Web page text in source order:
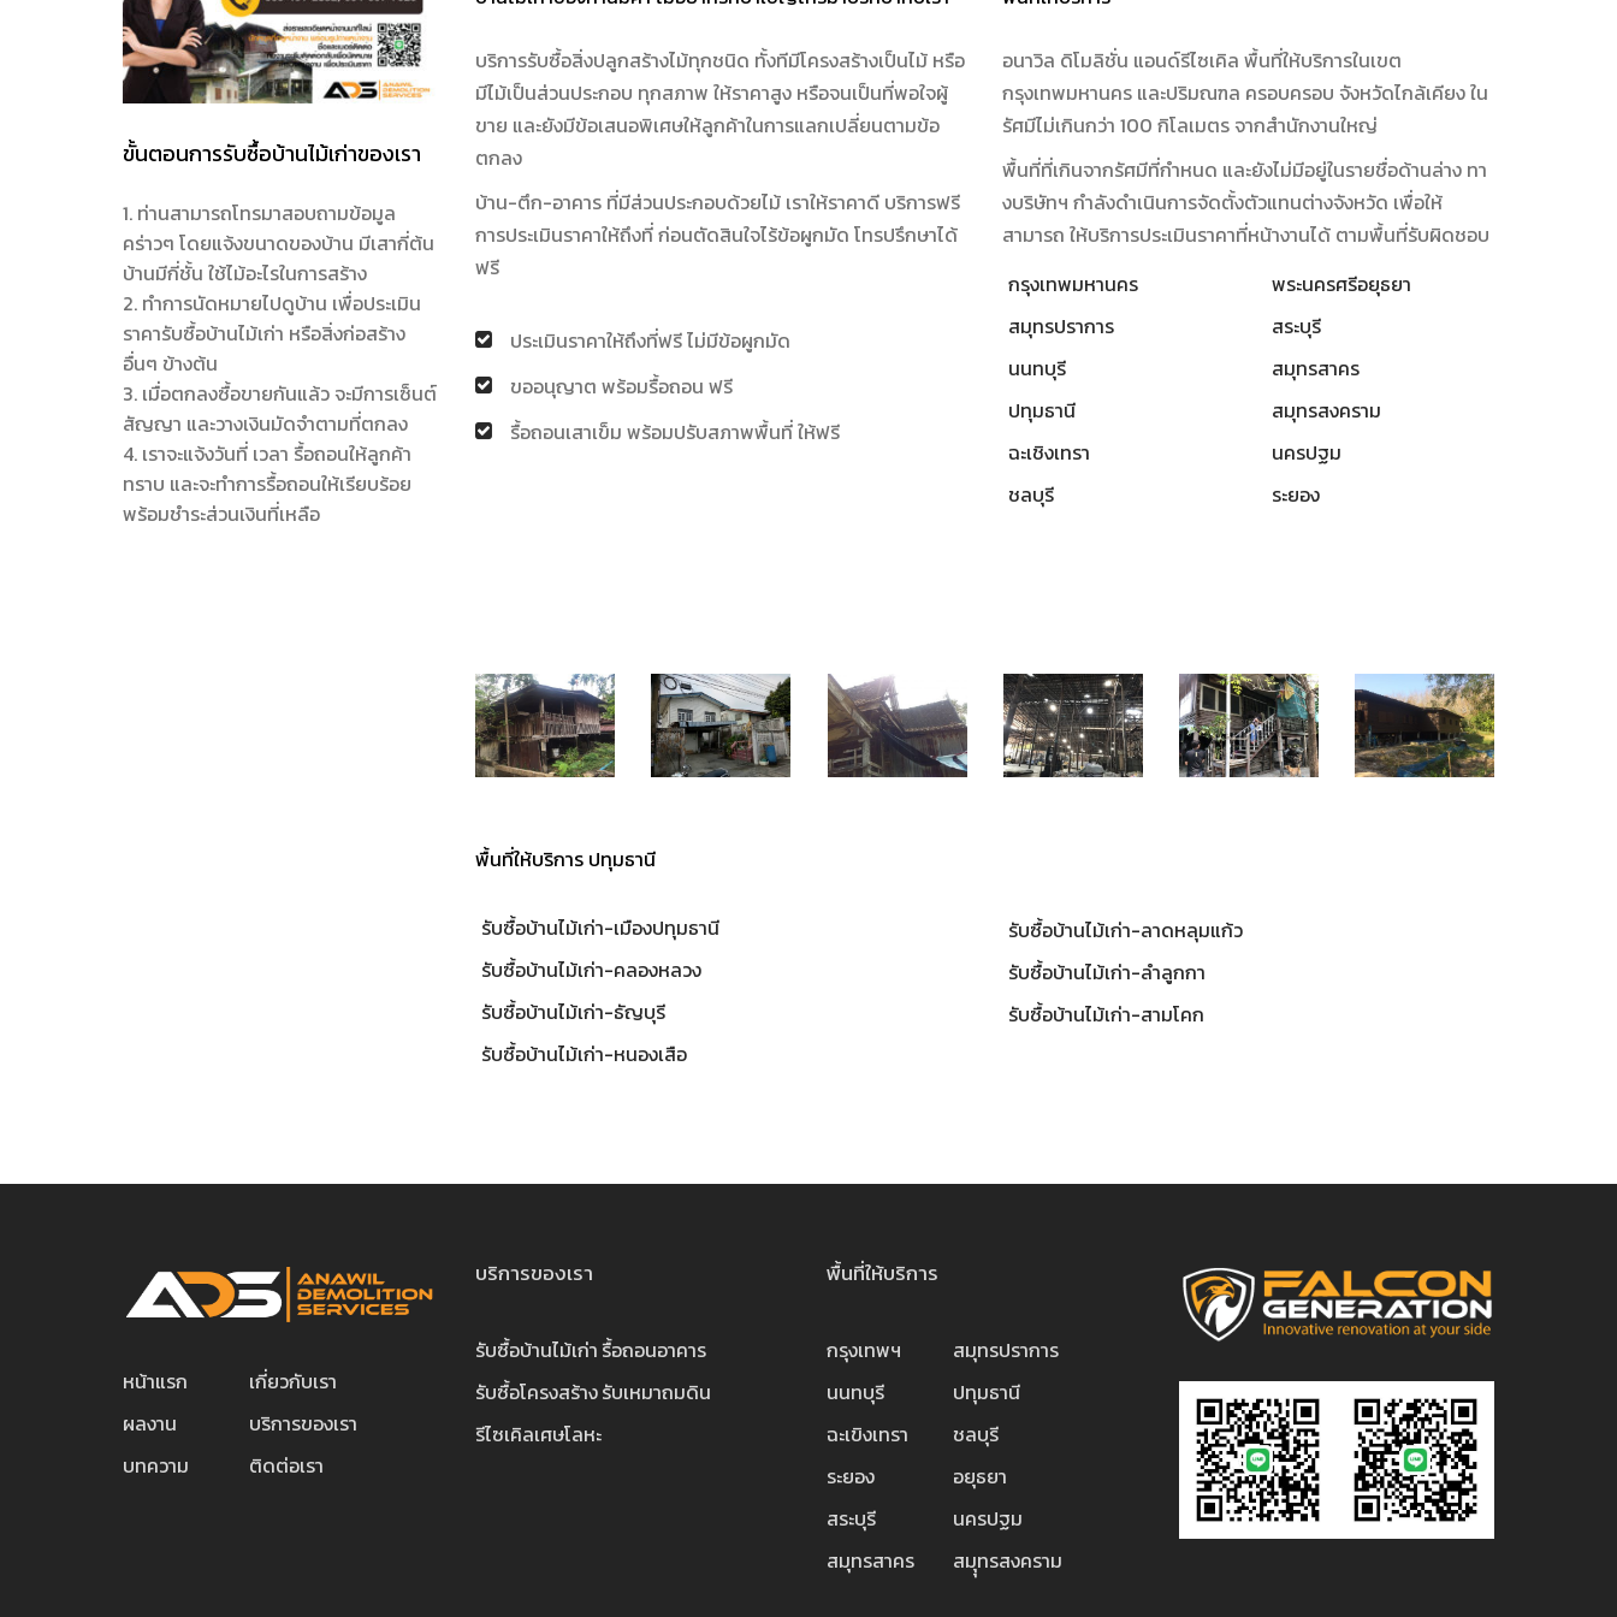
ขั้นตอนการรับซื้อบ้านไม้เก่าของเรา
1. ท่านสามารถโทรมาสอบถามข้อมูล
คร่าวๆ โดยแจ้งขนาดของบ้าน มีเสากี่ต้น
บ้านมีกี่ชั้น ใช้ไม้อะไรในการสร้าง
2. ทำการนัดหมายไปดูบ้าน เพื่อประเมิน
ราคารับซื้อบ้านไม้เก่า หรือสิ่งก่อสร้าง
อื่นๆ ข้างต้น
3. เมื่อตกลงซื้อขายกันแล้ว จะมีการเซ็นต์
สัญญา และวางเงินมัดจำตามที่ตกลง
4. เราจะแจ้งวันที่ เวลา รื้อถอนให้ลูกค้า
ทราบ และจะทำการรื้อถอนให้เรียบร้อย
พร้อมชำระส่วนเงินที่เหลือ
บริการรับซื้อสิ่งปลูกสร้างไม้ทุกชนิด ทั้งทีมีโครงสร้างเป็นไม้ หรือ
มีไม้เป็นส่วนประกอบ ทุกสภาพ ให้ราคาสูง หรือจนเป็นที่พอใจผู้
ขาย และยังมีข้อเสนอพิเศษให้ลูกค้าในการแลกเปลี่ยนตามข้อ
ตกลง
บ้าน-ตึก-อาคาร ที่มีส่วนประกอบด้วยไม้ เราให้ราคาดี บริการฟรี
การประเมินราคาให้ถึงที่ ก่อนตัดสินใจไร้ข้อผูกมัด โทรปรึกษาได้
ฟรี
ประเมินราคาให้ถึงที่ฟรี ไม่มีข้อผูกมัด
ขออนุญาต พร้อมรื้อถอน ฟรี
รื้อถอนเสาเข็ม พร้อมปรับสภาพพื้นที่ ให้ฟรี
อนาวิล ดิโมลิชั่น แอนด์รีไซเคิล พื้นที่ให้บริการในเขต
กรุงเทพมหานคร และปริมณฑล ครอบครอบ จังหวัดไกล้เคียง ใน
รัศมีไม่เกินกว่า 100 กิโลเมตร จากสำนักงานใหญ่
พื้นที่ที่เกินจากรัศมีที่กำหนด และยังไม่มีอยู่ในรายชื่อด้านล่าง ทา
งบริษัทฯ กำลังดำเนินการจัดตั้งตัวแทนต่างจังหวัด เพื่อให้
สามารถ ให้บริการประเมินราคาที่หน้างานได้ ตามพื้นที่รับผิดชอบ
กรุงเทพมหานคร
พระนครศรีอยุธยา
สมุทรปราการ
สระบุรี
นนทบุรี
สมุทรสาคร
ปทุมธานี
สมุทรสงคราม
ฉะเชิงเทรา
นครปฐม
ชลบุรี
ระยอง
รับซื้อบ้านไม้เก่า-
ตราด
รับซื้อบ้านไม้เก่า-
ปากน้ำ-
สมุทรปราการ
รับซื้อบ้านไม้เก่า-
ธัญญะบุรี-
ปทุมธานี
รับซื้อโรงสีไม้เก่า-
เพชรบุรี
รับซื้อบ้านไม้เก่า-
สามพราน-
นครปฐม
รับซื้อบ้านไม้เก่า-
บ้านค่าย-ระยอง
พื้นที่ให้บริการ ปทุมธานี
รับซื้อบ้านไม้เก่า-เมืองปทุมธานี
รับซื้อบ้านไม้เก่า-คลองหลวง
รับซื้อบ้านไม้เก่า-ธัญบุรี
รับซื้อบ้านไม้เก่า-หนองเสือ
รับซื้อบ้านไม้เก่า-ลาดหลุมแก้ว
รับซื้อบ้านไม้เก่า-ลำลูกกา
รับซื้อบ้านไม้เก่า-สามโคก
หน้าแรก
เกี่ยวกับเรา
ผลงาน
บริการของเรา
บทความ
ติดต่อเรา
บริการของเรา
รับซื้อบ้านไม้เก่ารื้อถอนอาคาร
รับซื้อโครงสร้างรับเหมาถมดิน
รีไซเคิลเศษโลหะ
พื้นที่ให้บริการ
กรุงเทพฯ
สมุทรปราการ
นนทบุรี
ปทุมธานี
ฉะเขิงเทรา
ชลบุรี
ระยอง
อยุธยา
สระบุรี
นครปฐม
สมุทรสาคร
สมุุทรสงคราม